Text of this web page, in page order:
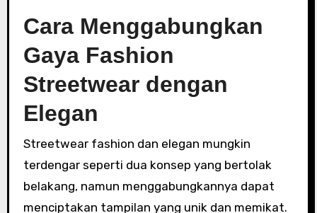
Cara Menggabungkan
Gaya Fashion
Streetwear dengan
Elegan
Streetwear fashion dan elegan mungkin
terdengar seperti dua konsep yang bertolak
belakang, namun menggabungkannya dapat
menciptakan tampilan yang unik dan memikat.